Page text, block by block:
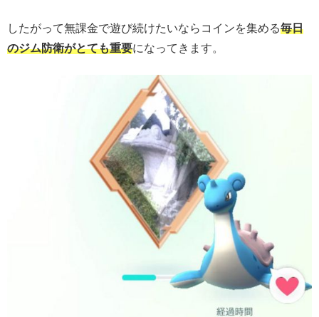
したがって無課金で遊び続けたいならコインを集める毎日
のジム防衛がとても重要になってきます。